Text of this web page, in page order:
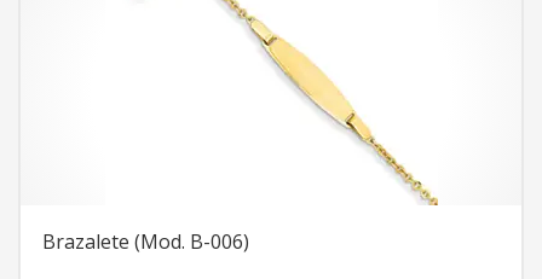
Brazalete (Mod. B-006)